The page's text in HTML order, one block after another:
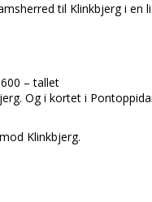
til Klinkbjerg i en
– tallet
Og i kortet i
Klinkbjerg.